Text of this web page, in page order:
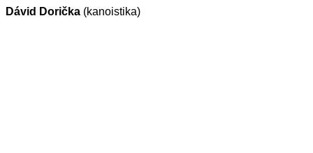
Dávid Dorička (kanoistika)